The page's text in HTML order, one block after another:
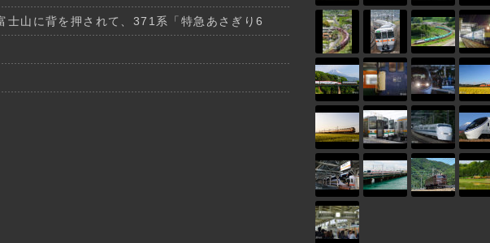
士山に背を押されて、371系「特急あさぎり6